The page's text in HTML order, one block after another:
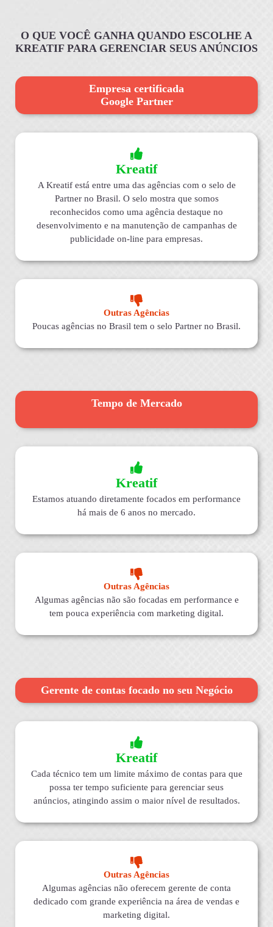
O QUE VOCÊ GANHA QUANDO ESCOLHE A
KREATIF PARA GERENCIAR SEUS ANÚNCIOS
Empresa certificada
Google Partner
Kreatif
A Kreatif está entre uma das agências com o selo de
Partner no Brasil. O selo mostra que somos
reconhecidos como uma agência destaque no
desenvolvimento e na manutenção de campanhas de
publicidade on-line para empresas.
Outras Agências
Poucas agências no Brasil tem o selo Partner no Brasil.
Tempo de Mercado
Kreatif
Estamos atuando diretamente focados em performance
há mais de 6 anos no mercado.
Outras Agências
Algumas agências não são focadas em performance e
tem pouca experiência com marketing digital.
Gerente de contas focado no seu Negócio
Kreatif
Cada técnico tem um limite máximo de contas para que
possa ter tempo suficiente para gerenciar seus
anúncios, atingindo assim o maior nível de resultados.
Outras Agências
Algumas agências não oferecem gerente de conta
dedicado com grande experiência na área de vendas e
marketing digital.